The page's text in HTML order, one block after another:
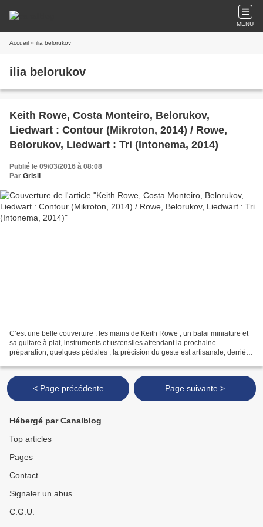
MENU
Accueil » ilia belorukov
ilia belorukov
Keith Rowe, Costa Monteiro, Belorukov,
Liedwart : Contour (Mikroton, 2014) / Rowe,
Belorukov, Liedwart : Tri (Intonema, 2014)
Publié le 09/03/2016 à 08:08
Par Grisli
C’est une belle couverture : les mains de Keith Rowe , un balai miniature et
sa guitare à plat, instruments et ustensiles attendant la prochaine
préparation, quelques pédales ; la précision du geste est artisanale, derrière
< Page précédente Page suivante >
Hébergé par Canalblog
Top articles
Pages
Contact
Signaler un abus
C.G.U.